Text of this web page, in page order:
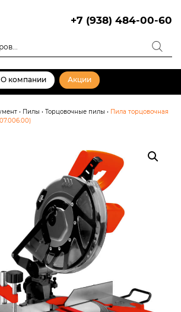
+7 (938) 484-00-60
О компании Акции
• Пилы • Торцовочные пилы • Пила торцовочная